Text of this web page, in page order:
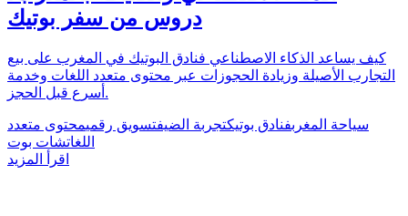
دروس من سفر بوتيك
كيف يساعد الذكاء الاصطناعي فنادق البوتيك في المغرب على بيع
التجارب الأصيلة وزيادة الحجوزات عبر محتوى متعدد اللغات وخدمة
أسرع قبل الحجز.
سياحة المغربفنادق بوتيكتجربة الضيفتسويق رقميمحتوى متعدد
اللغاتشات بوت
اقرأ المزيد